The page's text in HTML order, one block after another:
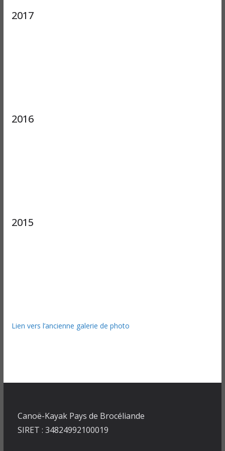
2017
2016
2015
Lien vers l’ancienne galerie de photo
Canoë-Kayak Pays de Brocéliande
SIRET : 34824992100019